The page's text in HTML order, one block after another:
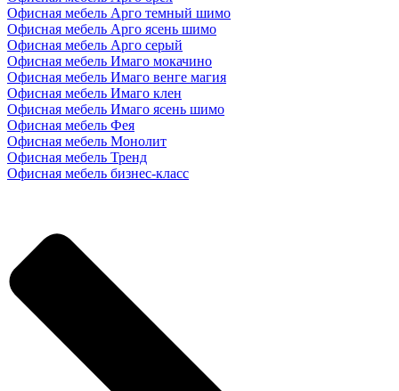
Офисная мебель Арго темный шимо
Офисная мебель Арго ясень шимо
Офисная мебель Арго серый
Офисная мебель Имаго мокачино
Офисная мебель Имаго венге магия
Офисная мебель Имаго клен
Офисная мебель Имаго ясень шимо
Офисная мебель Фея
Офисная мебель Монолит
Офисная мебель Тренд
Офисная мебель бизнес-класс